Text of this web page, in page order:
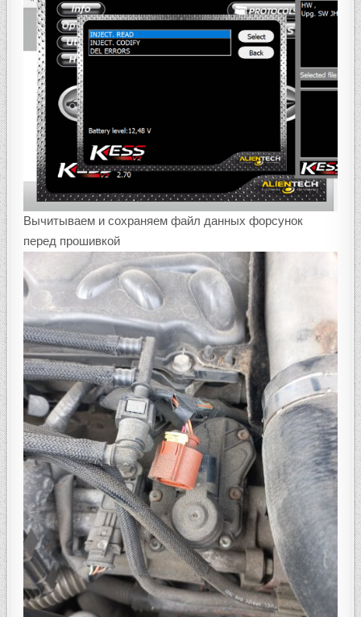
Вычитываем и сохраняем файл данных форсунок
перед прошивкой